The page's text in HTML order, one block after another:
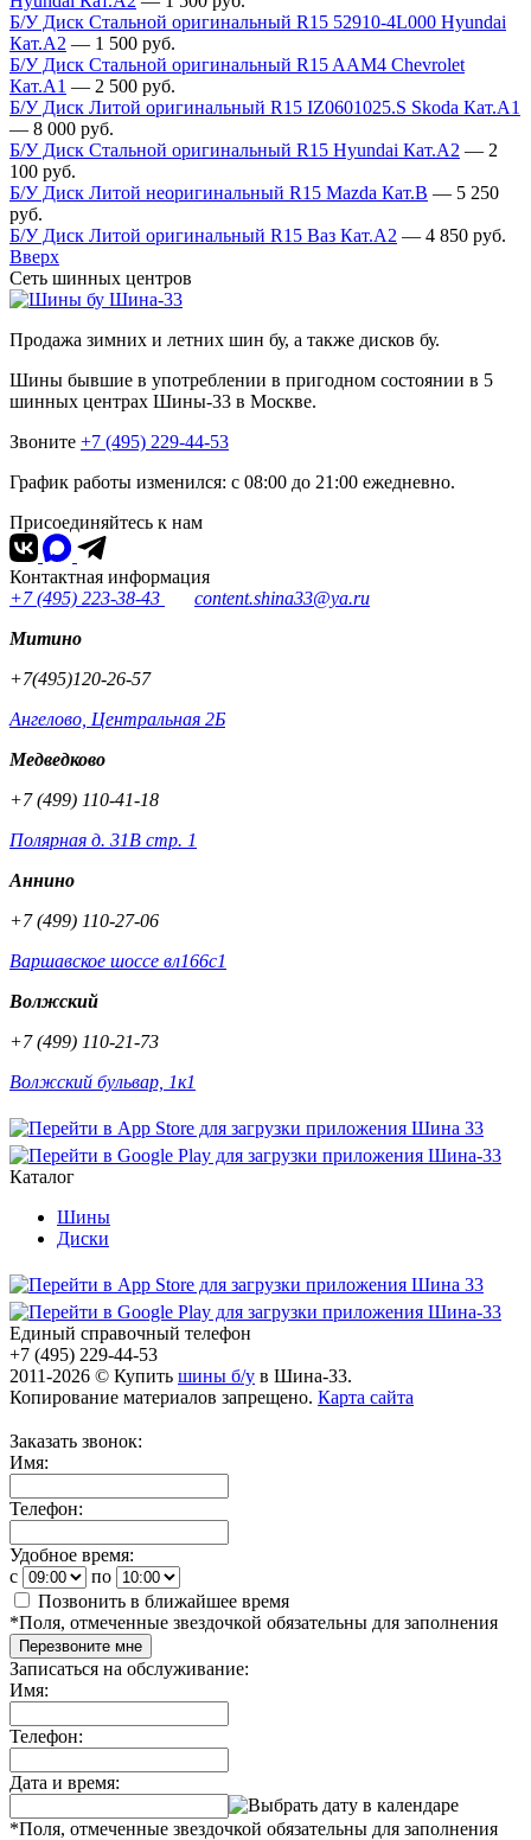
Б/У Диск Стальной оригинальный R15 52910-4L000 Hyundai
Кат.А2 — 1 500 руб.
Б/У Диск Стальной оригинальный R15 AAM4 Chevrolet
Кат.А1 — 2 500 руб.
Б/У Диск Литой оригинальный R15 IZ0601025.S Skoda Кат.А1
— 8 000 руб.
Б/У Диск Стальной оригинальный R15 Hyundai Кат.А2 — 2
100 руб.
Б/У Диск Литой неоригинальный R15 Mazda Кат.В — 5 250
руб.
Б/У Диск Литой оригинальный R15 Ваз Кат.А2 — 4 850 руб.
Вверх
Сеть шинных центров
Шина-33
Продажа зимних и летних шин бу, а также дисков бу.
Шины бывшие в употреблении в пригодном состоянии в 5
шинных центрах Шины-33 в Москве.
Звоните +7 (495) 229-44-53
График работы изменился: с 08:00 до 21:00 ежедневно.
Присоединяйтесь к нам
Контактная информация
+7 (495) 223-38-43
content.shina33@ya.ru
Митино
+7(495)120-26-57
Ангелово, Центральная 2Б
Медведково
+7 (499) 110-41-18
Полярная д. 31В стр. 1
Аннино
+7 (499) 110-27-06
Варшавское шоссе вл166с1
Волжский
+7 (499) 110-21-73
Волжский бульвар, 1к1
Каталог
Шины
Диски
Единый справочный телефон
+7 (495) 229-44-53
2011-2026 © Купить шины б/у в Шина-33.
Копирование материалов запрещено. Карта сайта
Заказать звонок:
Имя:
Телефон:
Удобное время:
c
по
Позвонить в ближайшее время
*Поля, отмеченные звездочкой обязательны для заполнения
Перезвоните мне
Записаться на обслуживание:
Имя:
Телефон:
Дата и время:
*Поля, отмеченные звездочкой обязательны для заполнения